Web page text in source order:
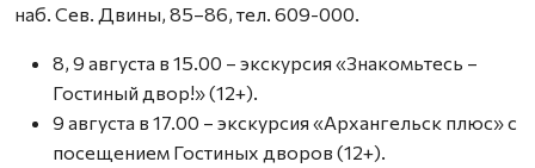
наб. Сев. Двины, 85–86, тел. 609-000.
8, 9 августа в 15.00 – экскурсия «Знакомьтесь –
Гостиный двор!» (12+).
9 августа в 17.00 – экскурсия «Архангельск плюс» с
посещением Гостиных дворов (12+).